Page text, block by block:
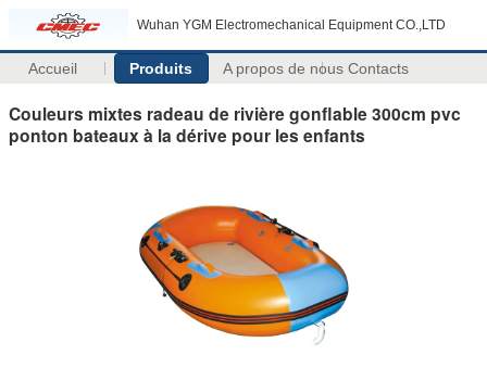
Wuhan YGM Electromechanical Equipment CO.,LTD
Accueil Produits A propos de nous Contacts
Couleurs mixtes radeau de rivière gonflable 300cm pvc
ponton bateaux à la dérive pour les enfants